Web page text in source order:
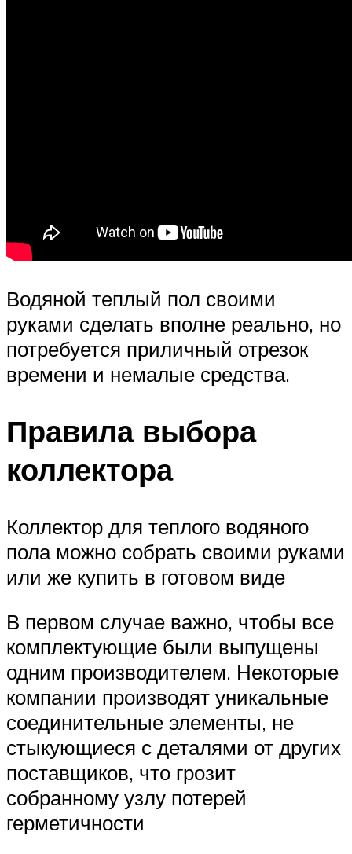
Водяной теплый пол своими
руками сделать вполне реально, но
потребуется приличный отрезок
времени и немалые средства.
Правила выбора
коллектора
Коллектор для теплого водяного
пола можно собрать своими руками
или же купить в готовом виде
В первом случае важно, чтобы все
комплектующие были выпущены
одним производителем. Некоторые
компании производят уникальные
соединительные элементы, не
стыкующиеся с деталями от других
поставщиков, что грозит
собранному узлу потерей
герметичности